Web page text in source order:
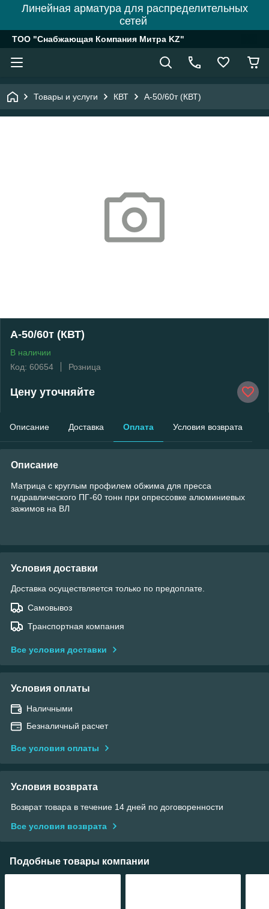
Линейная арматура для распределительных
сетей
ТОО "Снабжающая Компания Митра KZ"
Товары и услуги КВТ А-50/60т (КВТ)
А-50/60т (КВТ)
В наличии
Код: 60654
Розница
Цену уточняйте
Описание Доставка Оплата Условия возврата
Описание
Матрица с круглым профилем обжима для пресса
гидравлического ПГ-60 тонн при опрессовке алюминиевых
зажимов на ВЛ
Условия доставки
Доставка осуществляется только по предоплате.
Самовывоз
Транспортная компания
Все условия доставки
Условия оплаты
Наличными
Безналичный расчет
Все условия оплаты
Условия возврата
Возврат товара в течение 14 дней по договоренности
Все условия возврата
Подобные товары компании